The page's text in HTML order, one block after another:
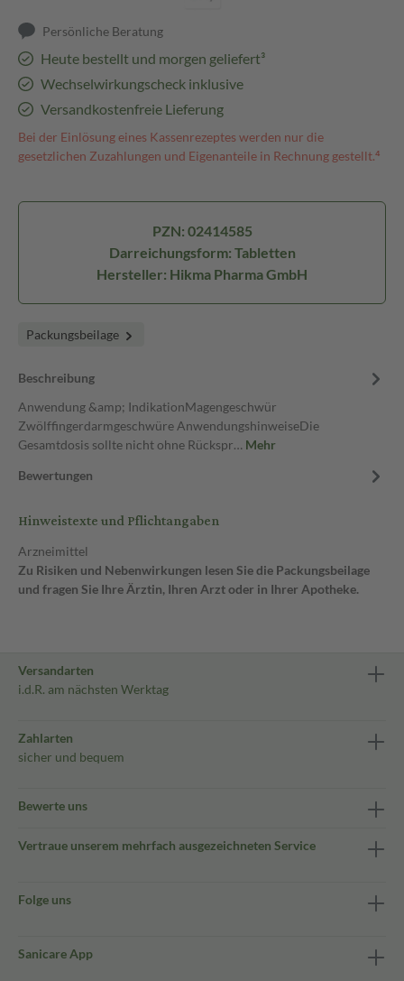
Persönliche Beratung
Heute bestellt und morgen geliefert³
Wechselwirkungscheck inklusive
Versandkostenfreie Lieferung
Bei der Einlösung eines Kassenrezeptes werden nur die
gesetzlichen Zuzahlungen und Eigenanteile in Rechnung gestellt.⁴
PZN: 02414585
Darreichungsform: Tabletten
Hersteller: Hikma Pharma GmbH
Packungsbeilage
Beschreibung
Anwendung &amp; IndikationMagengeschwür
Zwölffingerdarmgeschwüre AnwendungshinweiseDie
Gesamtdosis sollte nicht ohne Rückspr… Mehr
Bewertungen
Hinweistexte und Pflichtangaben
Arzneimittel
Zu Risiken und Nebenwirkungen lesen Sie die Packungsbeilage
und fragen Sie Ihre Ärztin, Ihren Arzt oder in Ihrer Apotheke.
Versandarten
i.d.R. am nächsten Werktag
Zahlarten
sicher und bequem
Bewerte uns
Vertraue unserem mehrfach ausgezeichneten Service
Folge uns
Sanicare App